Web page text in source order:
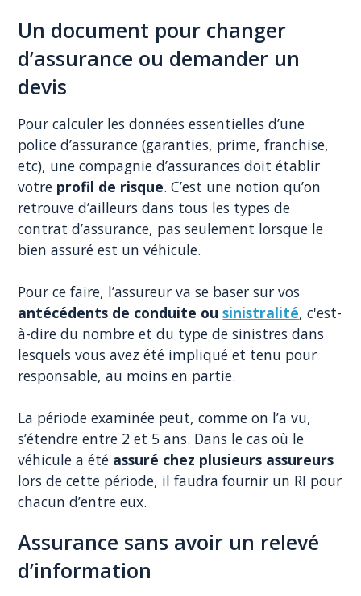
Un document pour changer
d’assurance ou demander un
devis
Pour calculer les données essentielles d’une
police d’assurance (garanties, prime, franchise,
etc), une compagnie d’assurances doit établir
votre profil de risque. C’est une notion qu’on
retrouve d’ailleurs dans tous les types de
contrat d’assurance, pas seulement lorsque le
bien assuré est un véhicule.
Pour ce faire, l’assureur va se baser sur vos
antécédents de conduite ousinistralité, c'est-
à-dire du nombre et du type de sinistres dans
lesquels vous avez été impliqué et tenu pour
responsable, au moins en partie.
La période examinée peut, comme on l’a vu,
s’étendre entre 2 et 5 ans. Dans le cas où le
véhicule a été assuré chez plusieurs assureurs
lors de cette période, il faudra fournir un RI pour
chacun d’entre eux.
Assurance sans avoir un relevé
d’information